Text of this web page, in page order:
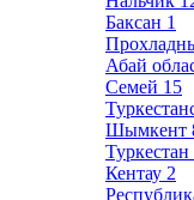
Баксан 1
Абай
Семей 15
Шымкент
Туркестан
Кентау 2